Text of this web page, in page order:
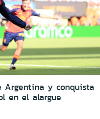
Argentina y conquista
en el alargue